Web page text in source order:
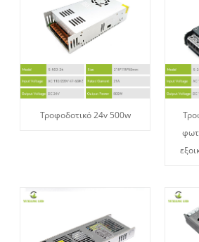
Τροφοδοτικό 24v 500w